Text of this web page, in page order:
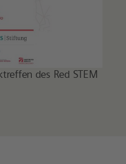
des Red STEM